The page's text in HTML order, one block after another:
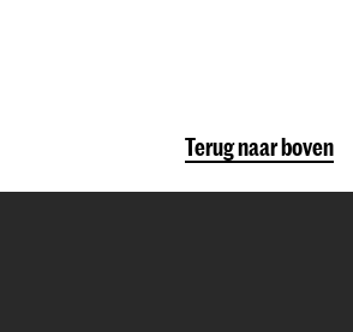
Terug naar boven